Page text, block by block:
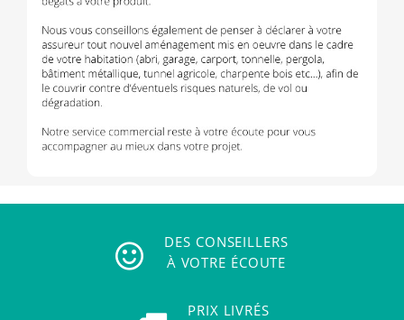
DES CONSEILLERS
À VOTRE ÉCOUTE
PRIX LIVRÉS